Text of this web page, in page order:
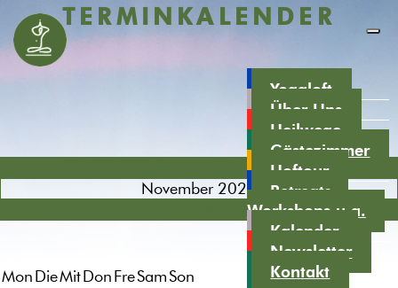
Yogaloft
Über Uns
Heilwege
Gästezimmer
Hoftour
Retreats,
Workshops u.a.
Kalender
Newsletter
Kontakt
TERMINKALENDER
November 2024
MonDieMitDonFreSamSon